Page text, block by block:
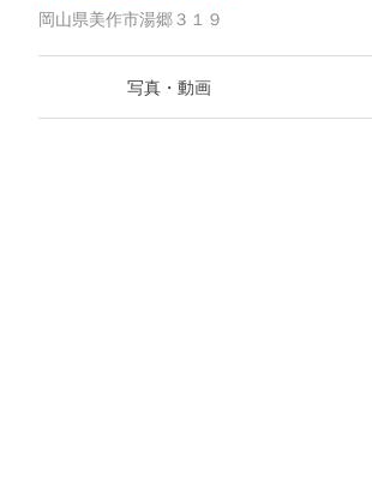
岡山県美作市湯郷３１９
写真・動画